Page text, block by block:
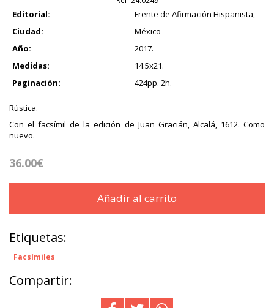
Editorial:
Frente de Afirmación Hispanista,
Ciudad:
México
Año:
2017.
Medidas:
14.5x21.
Paginación:
424pp. 2h.
Rústica.
Con el facsímil de la edición de Juan Gracián, Alcalá, 1612. Como
nuevo.
36.00€
Añadir al carrito
Etiquetas:
Facsímiles
Compartir: